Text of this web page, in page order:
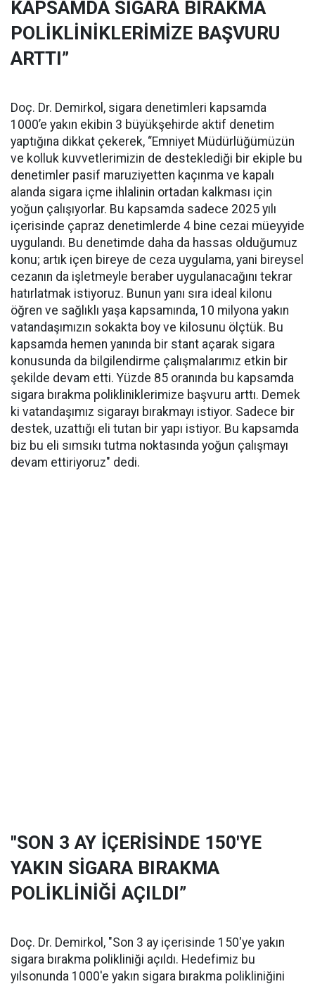
KAPSAMDA SİGARA BIRAKMA
POLİKLİNİKLERİMİZE BAŞVURU
ARTTI”
Doç. Dr. Demirkol, sigara denetimleri kapsamda
1000’e yakın ekibin 3 büyükşehirde aktif denetim
yaptığına dikkat çekerek, “Emniyet Müdürlüğümüzün
ve kolluk kuvvetlerimizin de desteklediği bir ekiple bu
denetimler pasif maruziyetten kaçınma ve kapalı
alanda sigara içme ihlalinin ortadan kalkması için
yoğun çalışıyorlar. Bu kapsamda sadece 2025 yılı
içerisinde çapraz denetimlerde 4 bine cezai müeyyide
uygulandı. Bu denetimde daha da hassas olduğumuz
konu; artık içen bireye de ceza uygulama, yani bireysel
cezanın da işletmeyle beraber uygulanacağını tekrar
hatırlatmak istiyoruz. Bunun yanı sıra ideal kilonu
öğren ve sağlıklı yaşa kapsamında, 10 milyona yakın
vatandaşımızın sokakta boy ve kilosunu ölçtük. Bu
kapsamda hemen yanında bir stant açarak sigara
konusunda da bilgilendirme çalışmalarımız etkin bir
şekilde devam etti. Yüzde 85 oranında bu kapsamda
sigara bırakma polikliniklerimize başvuru arttı. Demek
ki vatandaşımız sigarayı bırakmayı istiyor. Sadece bir
destek, uzattığı eli tutan bir yapı istiyor. Bu kapsamda
biz bu eli sımsıkı tutma noktasında yoğun çalışmayı
devam ettiriyoruz" dedi.
"SON 3 AY İÇERİSİNDE 150'YE
YAKIN SİGARA BIRAKMA
POLİKLİNİĞİ AÇILDI”
Doç. Dr. Demirkol, "Son 3 ay içerisinde 150'ye yakın
sigara bırakma polikliniği açıldı. Hedefimiz bu
yılsonunda 1000'e yakın sigara bırakma polikliniğini